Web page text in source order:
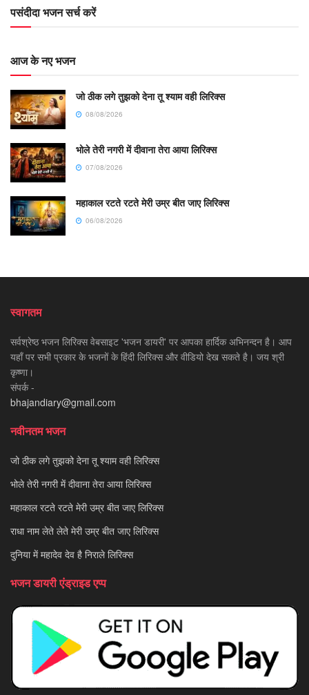
पसंदीदा भजन सर्च करें
आज के नए भजन
जो ठीक लगे तुझको देना तू श्याम वही लिरिक्स
08/08/2026
भोले तेरी नगरी में दीवाना तेरा आया लिरिक्स
07/08/2026
महाकाल रटते रटते मेरी उम्र बीत जाए लिरिक्स
06/08/2026
स्वागतम
सर्वश्रेष्ठ भजन लिरिक्स वेबसाइट 'भजन डायरी' पर आपका हार्दिक अभिनन्दन है। आप
यहाँ पर सभी प्रकार के भजनों के हिंदी लिरिक्स और वीडियो देख सकते है। जय श्री
कृष्णा।
संपर्क -
bhajandiary@gmail.com
नवीनतम भजन
जो ठीक लगे तुझको देना तू श्याम वही लिरिक्स
भोले तेरी नगरी में दीवाना तेरा आया लिरिक्स
महाकाल रटते रटते मेरी उम्र बीत जाए लिरिक्स
राधा नाम लेते लेते मेरी उम्र बीत जाए लिरिक्स
दुनिया में महादेव देव है निराले लिरिक्स
भजन डायरी एंड्राइड एप्प